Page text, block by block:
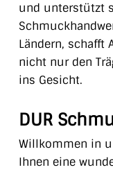
und unterstützt
Ländern, schafft
nicht nur den
ins Gesicht.
DUR
Willkommen in
Ihnen eine